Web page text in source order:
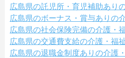
広島県の託児所・育児補助あり
広島県のボーナス・賞与ありの
広島県の社会保険完備の介護・
広島県の交通費支給の介護・福
広島県の退職金制度ありの介護